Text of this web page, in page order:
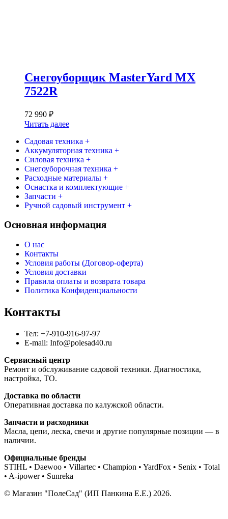
Снегоуборщик MasterYard MX
7522R
72 990 ₽
Читать далее
Садовая техника +
Аккумуляторная техника +
Силовая техника +
Снегоуборочная техника +
Расходные материалы +
Оснастка и комплектующие +
Запчасти +
Ручной садовый инструмент +
Основная информация
О нас
Контакты
Условия работы (Договор-оферта)
Условия доставки
Правила оплаты и возврата товара
Политика Конфиденциальности
Контакты
Тел: +7-910-916-97-97
E-mail: Info@polesad40.ru
Сервисный центр
Ремонт и обслуживание садовой техники. Диагностика,
настройка, ТО.
Доставка по области
Оперативная доставка по калужской области.
Запчасти и расходники
Масла, цепи, леска, свечи и другие популярные позиции — в
наличии.
Официальные бренды
STIHL • Daewoo • Villartec • Champion • YardFox • Senix • Total
• A-ipower • Sunreka
© Магазин "ПолеСад" (ИП Панкина Е.Е.) 2026.